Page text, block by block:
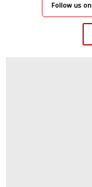
Follow us on